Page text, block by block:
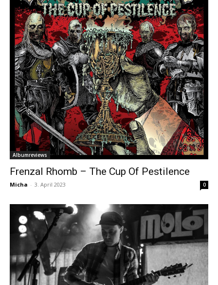
Albumreviews
Frenzal Rhomb – The Cup Of Pestilence
Micha - 3. April 2023 0